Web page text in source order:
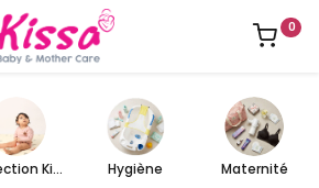
0
Collection Kissa Hygiène Maternité